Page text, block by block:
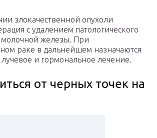
злокачественной опухоли
с удалением патологического
молочной железы. При
раке в дальнейшем назначаются
и гормональное лечение.
от черных точек на